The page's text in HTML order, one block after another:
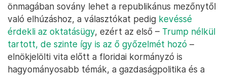
önmagában sovány lehet a republikánus mezőnytől
való elhúzáshoz, a választókat pedig kevéssé
érdekli az oktatásügy, ezért az első – Trump nélkül
tartott, de szinte így is az ő győzelmét hozó –
elnökjelölti vita előtt a floridai kormányzó is
hagyományosabb témák, a gazdaságpolitika és a